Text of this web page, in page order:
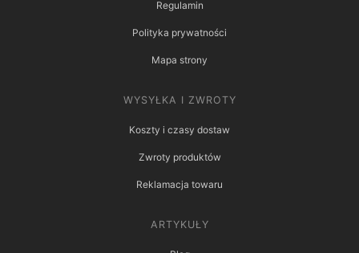
Regulamin
Polityka prywatności
Mapa strony
WYSYŁKA I ZWROTY
Koszty i czasy dostaw
Zwroty produktów
Reklamacja towaru
ARTYKUŁY